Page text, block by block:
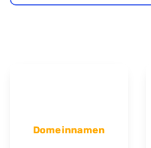
Domeinnamen